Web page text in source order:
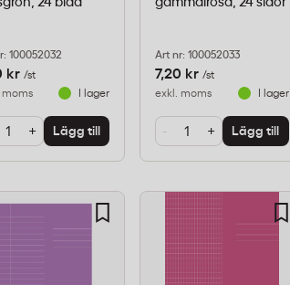
100052032
kr /st
moms
I lager
+ Lägg till
Art nr: 100052033
7,20 kr /st
exkl. moms
I lager
- + Lägg till